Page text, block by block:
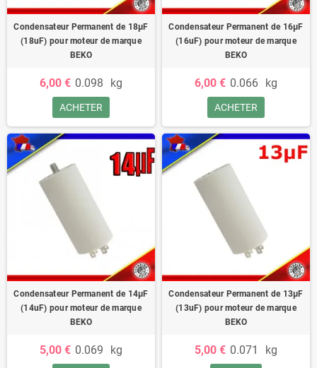
Condensateur Permanent de 18μF
(18uF) pour moteur de marque
BEKO
6,00 € 0.098 kg
ACHETER
Condensateur Permanent de 16μF
(16uF) pour moteur de marque
BEKO
6,00 € 0.066 kg
ACHETER
Condensateur Permanent de 14μF
(14uF) pour moteur de marque
BEKO
5,00 € 0.069 kg
Condensateur Permanent de 13μF
(13uF) pour moteur de marque
BEKO
5,00 € 0.071 kg